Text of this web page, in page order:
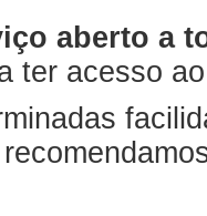
aberto a
ter acesso